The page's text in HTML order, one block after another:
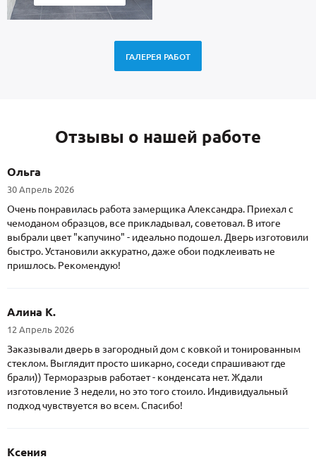
ГАЛЕРЕЯ РАБОТ
Отзывы о нашей работе
Ольга
30 Апрель 2026
Очень понравилась работа замерщика Александра. Приехал с
чемоданом образцов, все прикладывал, советовал. В итоге
выбрали цвет "капучино" - идеально подошел. Дверь изготовили
быстро. Установили аккуратно, даже обои подклеивать не
пришлось. Рекомендую!
Алина К.
12 Апрель 2026
Заказывали дверь в загородный дом с ковкой и тонированным
стеклом. Выглядит просто шикарно, соседи спрашивают где
брали)) Терморазрыв работает - конденсата нет. Ждали
изготовление 3 недели, но это того стоило. Индивидуальный
подход чувствуется во всем. Спасибо!
Ксения